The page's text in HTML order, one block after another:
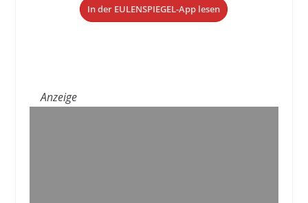
In der EULENSPIEGEL-App lesen
Anzeige